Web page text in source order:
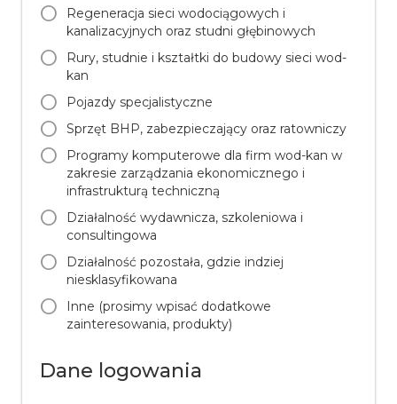
Regeneracja sieci wodociągowych i
kanalizacyjnych oraz studni głębinowych
Rury, studnie i kształtki do budowy sieci wod-
kan
Pojazdy specjalistyczne
Sprzęt BHP, zabezpieczający oraz ratowniczy
Programy komputerowe dla firm wod-kan w
zakresie zarządzania ekonomicznego i
infrastrukturą techniczną
Działalność wydawnicza, szkoleniowa i
consultingowa
Działalność pozostała, gdzie indziej
niesklasyfikowana
Inne (prosimy wpisać dodatkowe
zainteresowania, produkty)
Dane logowania